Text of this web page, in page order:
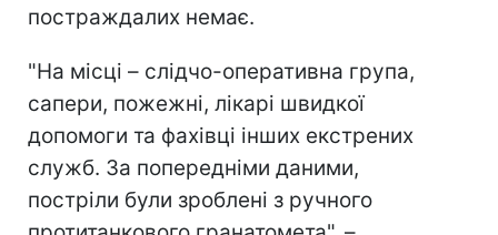
постраждалих немає.
"На місці – слідчо-оперативна група,
сапери, пожежні, лікарі швидкої
допомоги та фахівці інших екстрених
служб. За попередніми даними,
постріли були зроблені з ручного